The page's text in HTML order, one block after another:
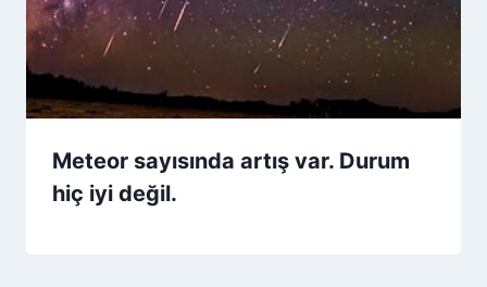
Meteor sayısında artış var. Durum
hiç iyi değil.